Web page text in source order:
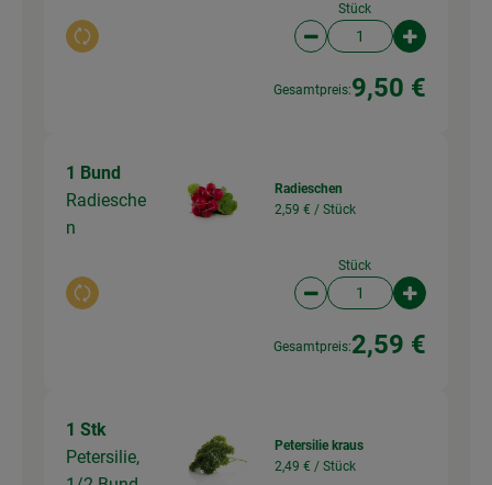
Auswahl ändern
Stück
Artikelanzahl
Gesamtpreis:9,50 €
1 Bund
Radiesche
n
Auswahl ändern
Radieschen
2,59 € / Stück
Stück
Artikelanzahl
Gesamtpreis:2,59 €
1 Stk
Petersilie,
Petersilie kraus
2,49 € / Stück